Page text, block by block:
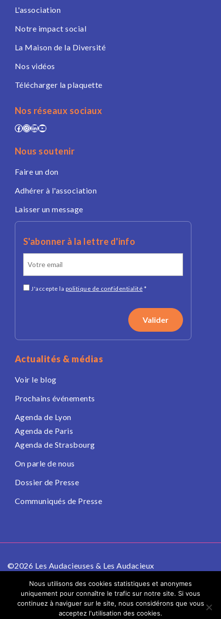
L'association
Notre impact social
La Maison de la Diversité
Nos vidéos
Télécharger la plaquette
Nos réseaux sociaux
Facebook
Instagram
LinkedIn
YouTube
Nous soutenir
Faire un don
Adhérer à l'association
Laisser un message
S'abonner à la lettre d'info
J'accepte la politique de confidentialité *
Actualités & médias
Voir le blog
Prochains événements
Agenda de Lyon
Agenda de Paris
Agenda de Strasbourg
On parle de nous
Dossier de Presse
Communiqués de Presse
©2026 Les Audacieuses & Les Audacieux
Politique de confidentialité
Mentions légales
Nous utilisons des cookies statistiques et anonymes
uniquement pour connaître le trafic sur notre site. Si vous
continuez à naviguer sur le site, nous considérons que vous
acceptez l'utilisation des cookies.